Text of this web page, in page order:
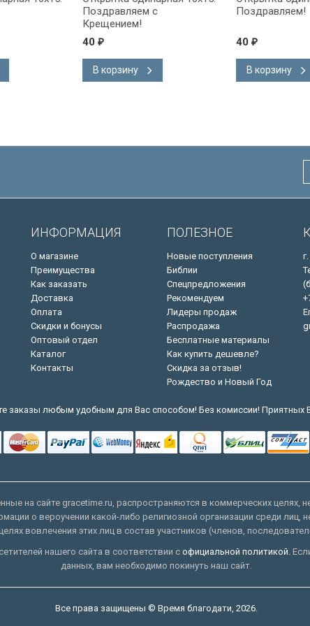
Поздравляем с
Крещением!
40₽
В корзину
Поздравляем!
40₽
В корзину
ИНФОРМАЦИЯ
О магазине
Преимущества
Как заказать
Доставка
Оплата
Скидки и бонусы
Оптовый отдел
Каталог
Контакты
ПОЛЕЗНОЕ
Новые поступления
Библии
Спецпредложения
Рекомендуем
Лидеры продаж
Распродажа
Бесплатные материалы
Как купить дешевле?
Скидка за отзыв!
Рождество и Новый Год
заказы любым удобным для Вас способом! Без комиссии! Приятных
на сайте gracetime.ru, распространяются в коммерческих целях,
о вероучении какой-либо религиозной организации среди
вовлечения этих лиц в состав участников (членов,
нашего сайта в соответствии с официальной политикой.
данных, вам необходимо покинуть наш сайт.
Все права защищены © Время благодати, 2026.